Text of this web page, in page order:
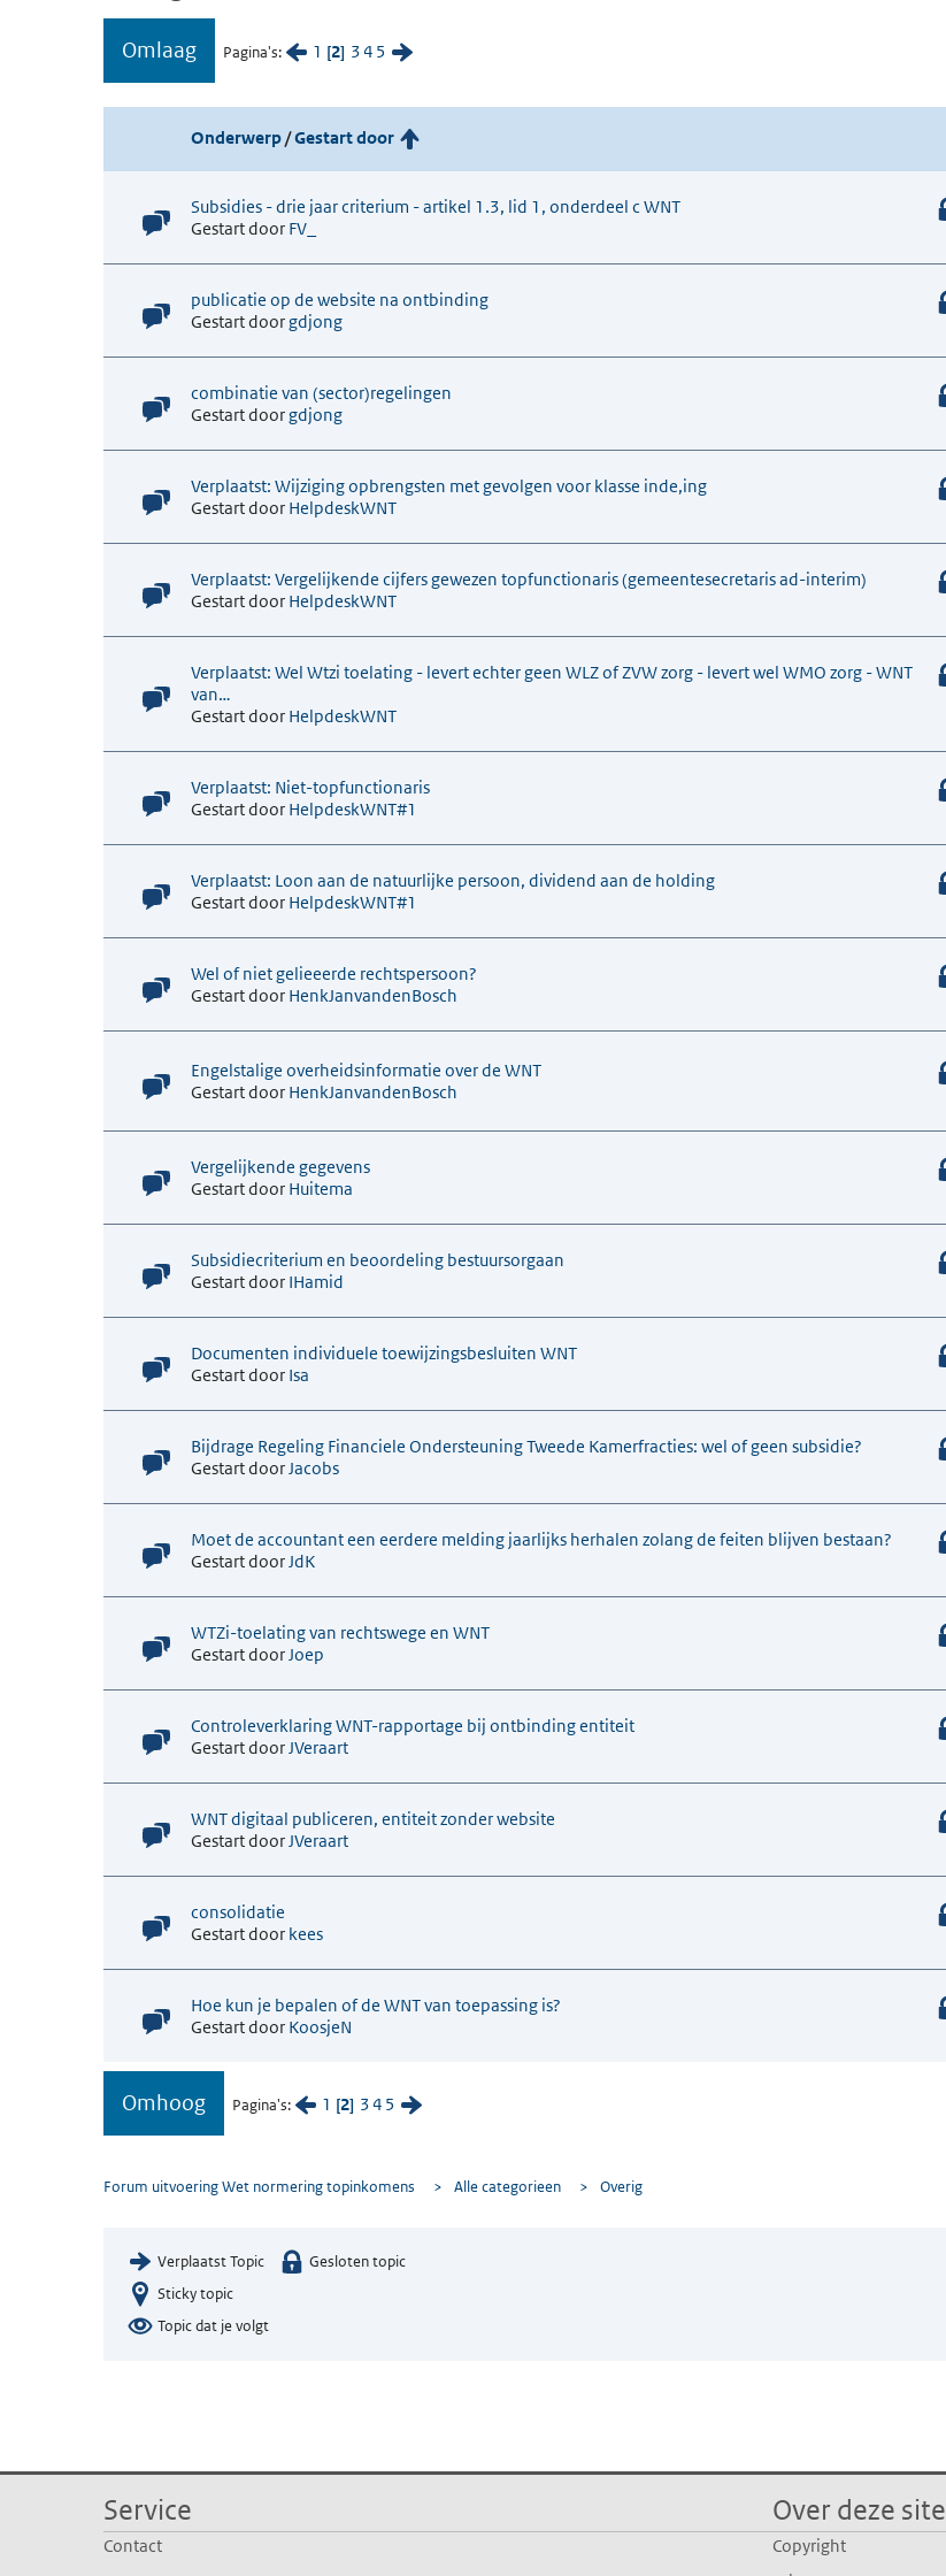
Omlaag Pagina's 1 2 34 5
Onderwerp/Gestart door
Subsidies - drie jaar criterium - artikel 1.3, lid 1, onderdeel c WNT
Gestart door FV_
publicatie op de website na ontbinding
Gestart doorgdjong
combinatie van (sector)regelingen
Gestart doorgdjong
Verplaatst: Wijziging opbrengsten met gevolgen voor klasse inde,ing
Gestart door HelpdeskWNT
Verplaatst: Vergelijkende cijfers gewezen topfunctionaris (gemeentesecretaris ad-interim)
Gestart door HelpdeskWNT
Verplaatst: Wel Wtzi toelating - levert echter geen WLZ of ZVW zorg - levert wel WMO zorg - WNT
van…
Gestart door HelpdeskWNT
Verplaatst: Niet-topfunctionaris
Gestart door HelpdeskWNT#1
Verplaatst: Loon aan de natuurlijke persoon, dividend aan de holding
Gestart door HelpdeskWNT#1
Wel of niet gelieeerde rechtspersoon?
Gestart door HenkJanvandenBosch
Engelstalige overheidsinformatie over de WNT
Gestart door HenkJanvandenBosch
Vergelijkende gegevens
Gestart door Huitema
Subsidiecriterium en beoordeling bestuursorgaan
Gestart door IHamid
Documenten individuele toewijzingsbesluiten WNT
Gestart door Isa
Bijdrage Regeling Financiele Ondersteuning Tweede Kamerfracties: wel of geen subsidie?
Gestart door Jacobs
Moet de accountant een eerdere melding jaarlijks herhalen zolang de feiten blijven bestaan?
Gestart door JdK
WTZi-toelating van rechtswege en WNT
Gestart door Joep
Controleverklaring WNT-rapportage bij ontbinding entiteit
Gestart door JVeraart
WNT digitaal publiceren, entiteit zonder website
Gestart door JVeraart
consolidatie
Gestart door kees
Hoe kun je bepalen of de WNT van toepassing is?
Gestart door KoosjeN
Omhoog Pagina's 1 2 34 5
Forum uitvoering Wet normering topinkomens > Alle categorieen > Overig
Verplaatst Topic
Gesloten topic
Sticky topic
Topic dat je volgt
Service
Contact
Over deze site
Copyright